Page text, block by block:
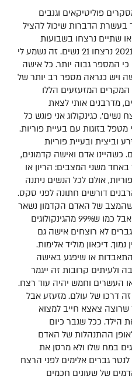
פוליטיקאים וגנבים
בעשרת הדברות שיכול להציל
שתיים נרצחו בשבועות
האחרונים על ידי בני זוגן. בשנת 2021 נרצחו 21 נשים. זה נשמע לי
המספר גבוה יותר. כל אישה
ויש כנראה מספר רב יותר של
המזעזעים הללו
מדרבנים אותי לצאת
כגינקולוג אני פוגש כל
בזוגות עם בעיית פוריות.
וביצית ובעיית פוריות
כשהיינו אדם ואישה קדמונים,
משני המצבים: הריון או
אולם לכל הנשים ניתנה
דורשים חתונה לפני סקס.
של האדם הקדמון נשאר
בתוכנו, וכל גבר מועד לפורענות. אבל כמו ש99% מהגינקולוגים
בעצמם, כך גם 98% מהגברים לא רוצחים אישה גם
דיכאון מוליד אלימות.
או שיפגע באישה
ולעיתים קרובות זה ייגמר
העשרים וחמש יהיה עוד רצח.
זה דרכו של עולם. מזעזע אבל
צאצא חייב למצוא
הילד. ככל שגבר כיום
ההתנהלות של האדם
במח שלו ולא מרסן את
גברים אלימים לפני הרצח
של שעונים חכמים